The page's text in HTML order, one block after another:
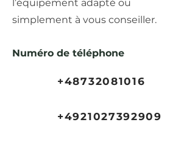
l’équipement adapté ou
simplement à vous conseiller.
Numéro de téléphone
+48732081016
+4921027392909